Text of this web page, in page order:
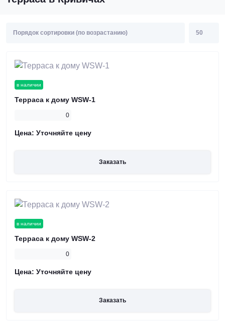
в наличии
Терраса к дому WSW-1
0
Цена: Уточняйте цену
Заказать
в наличии
Терраса к дому WSW-2
0
Цена: Уточняйте цену
Заказать